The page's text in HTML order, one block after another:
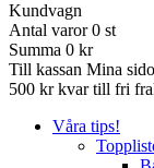
Kundvagn
Antal varor 0 st
Summa 0 kr
Till kassan Mina
500 kr kvar till fri
Våra tips!